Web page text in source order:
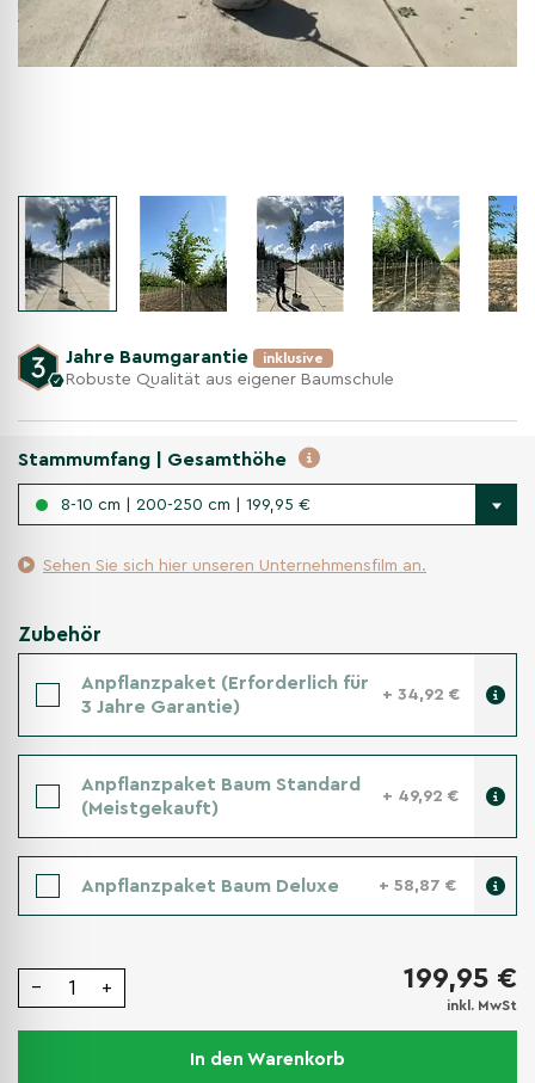
Jahre Baumgarantie inklusive
Robuste Qualität aus eigener Baumschule
Stammumfang | Gesamthöhe
8-10 cm | 200-250 cm | 199,95 €
Sehen Sie sich hier unseren Unternehmensfilm an.
Zubehör
Anpflanzpaket (Erforderlich für
3 Jahre Garantie)
+ 34,92 €
Anpflanzpaket Baum Standard
(Meistgekauft)
+ 49,92 €
Anpflanzpaket Baum Deluxe + 58,87 €
− + 199,95 €
inkl. MwSt
In den Warenkorb